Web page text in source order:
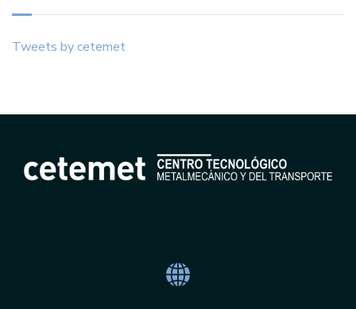
Tweets by cetemet